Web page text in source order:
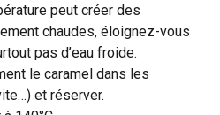
peut créer des
chaudes, éloignez-vous
pas d’eau froide.
le caramel dans les
et réserver.